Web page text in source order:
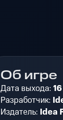
Об игре
Дата выхода:
Разработчик:
Издатель: Idea